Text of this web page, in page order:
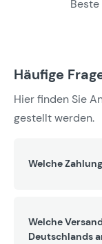
Häufige
Hier finden Sie
gestellt werden.
Welche
Welche
Deutschlands